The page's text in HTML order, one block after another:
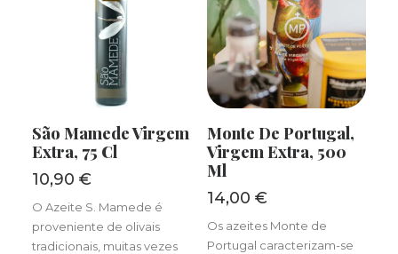
LER MAIS
São Mamede Virgem
Extra, 75 Cl
10,90 €
O Azeite S. Mamede é
proveniente de olivais
tradicionais, muitas vezes
ADICIONAR
Monte De Portugal,
Virgem Extra, 500
Ml
14,00 €
Os azeites Monte de
Portugal caracterizam-se